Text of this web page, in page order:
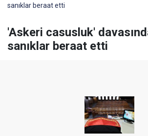
sanıklar beraat etti
'Askeri casusluk'
sanıklar beraat etti